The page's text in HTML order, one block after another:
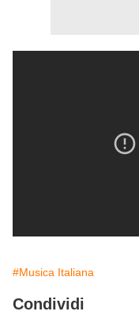
#Musica Italiana
Condividi